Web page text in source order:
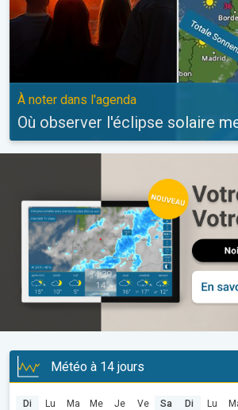
À noter dans l'agenda
Où observer l'éclipse solaire
Météo à 14 jours
Di Lu Ma Me Je Ve Sa Di Lu